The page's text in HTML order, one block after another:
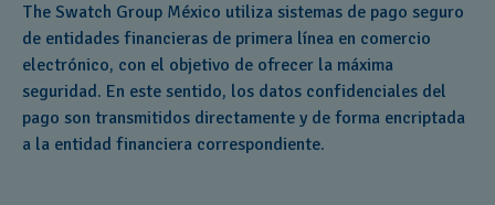
The Swatch Group México utiliza sistemas de pago seguro
de entidades financieras de primera línea en comercio
electrónico, con el objetivo de ofrecer la máxima
seguridad. En este sentido, los datos confidenciales del
pago son transmitidos directamente y de forma encriptada
a la entidad financiera correspondiente.